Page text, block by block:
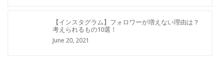
【インスタグラム】フォロワーが増えない理由は？
考えられるもの10選！
June 20, 2021